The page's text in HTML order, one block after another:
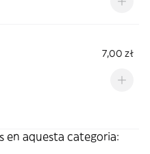
7,00 zł
en aquesta categoria: